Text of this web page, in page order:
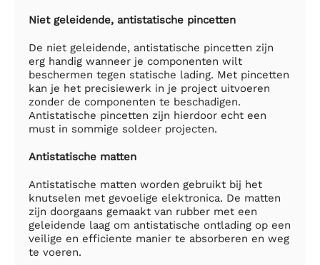
Niet geleidende, antistatische pincetten
De niet geleidende, antistatische pincetten zijn
erg handig wanneer je componenten wilt
beschermen tegen statische lading. Met pincetten
kan je het precisiewerk in je project uitvoeren
zonder de componenten te beschadigen.
Antistatische pincetten zijn hierdoor echt een
must in sommige soldeer projecten.
Antistatische matten
Antistatische matten worden gebruikt bij het
knutselen met gevoelige elektronica. De matten
zijn doorgaans gemaakt van rubber met een
geleidende laag om antistatische ontlading op een
veilige en efficiente manier te absorberen en weg
te voeren.